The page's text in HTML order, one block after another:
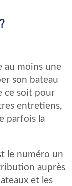
au moins une
son bateau
ce soit pour
entretiens,
parfois la
le numéro un
auprès
et les